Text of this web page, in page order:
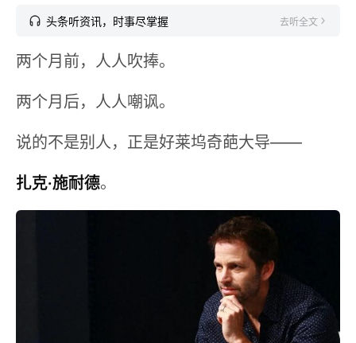
头条听资讯，时事尽掌握 去听全文
两个月前，人人吹捧。
两个月后，人人嘲讽。
说的不是别人，正是好莱坞奇葩大导——
扎克·施耐德。